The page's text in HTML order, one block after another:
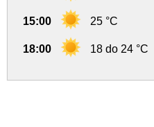
15:00 25 °C
18:00 18 do 24 °C